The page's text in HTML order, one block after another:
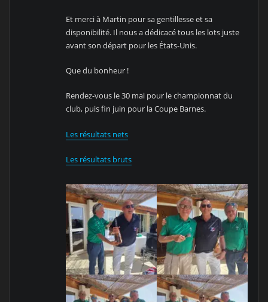
Et merci à Martin pour sa gentillesse et sa
disponibilité. Il nous a dédicacé tous les lots juste
avant son départ pour les États-Unis.
Que du bonheur !
Rendez-vous le 30 mai pour le championnat du
club, puis fin juin pour la Coupe Barnes.
Les résultats nets
Les résultats bruts